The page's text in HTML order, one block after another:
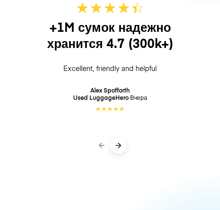
★★★★☆
★
+1M сумок надежно
хранится 4.7 (300k+)
Excellent, friendly and helpful
Alex Spofforth
Used LuggageHero Вчера
★★★★★